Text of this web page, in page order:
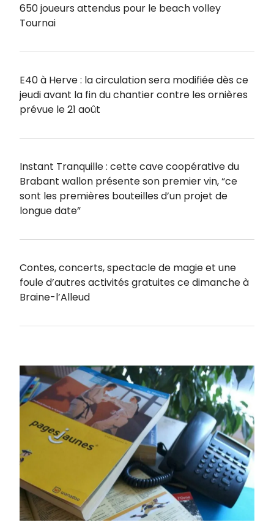
650 joueurs attendus pour le beach volley
Tournai
E40 à Herve : la circulation sera modifiée dès ce
jeudi avant la fin du chantier contre les ornières
prévue le 21 août
Instant Tranquille : cette cave coopérative du
Brabant wallon présente son premier vin, “ce
sont les premières bouteilles d’un projet de
longue date”
Contes, concerts, spectacle de magie et une
foule d’autres activités gratuites ce dimanche à
Braine-l’Alleud